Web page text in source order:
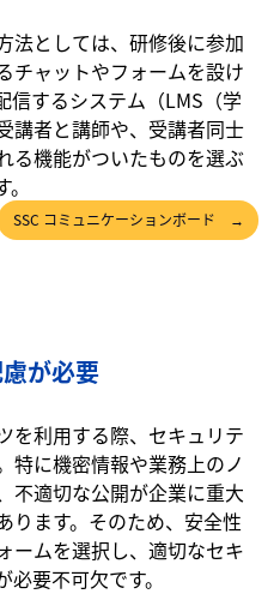
法としては、研修後に参加
チャットやフォームを設け
信するシステム（LMS（学
講者と講師や、受講者同士
る機能がついたものを選ぶ
SSC コミュニケーションボード →
が必要
を利用する際、セキュリテ
特に機密情報や業務上のノ
不適切な公開が企業に重大
ります。そのため、安全性
ームを選択し、適切なセキ
要不可欠です。